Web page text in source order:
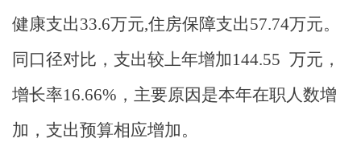
健康支出33.6万元,住房保障支出57.74万元。
同口径对比， 支出较上年增加144.55 万元，
增长率16.66% ， 主要原因是本年在职人数增
加，支出预算相应增加。